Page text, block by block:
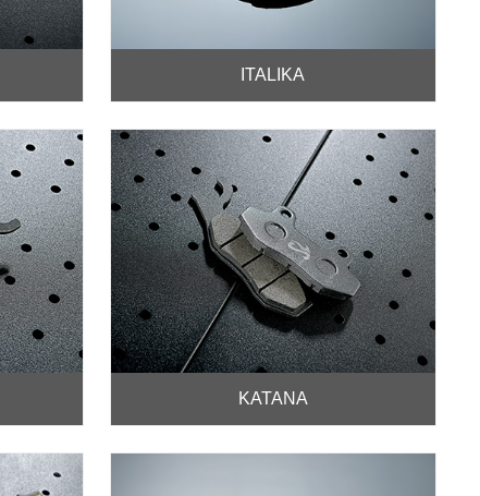
ITALIKA
KATANA